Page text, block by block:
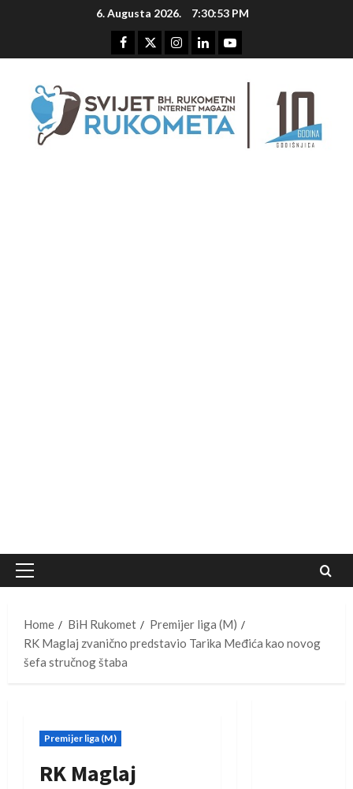
6. Augusta 2026. 7:30:54 PM
Primary
Home
BiH Rukomet
Premijer liga (M)
RK Maglaj zvanično predstavio Tarika Međića kao novog
šefa stručnog štaba
Premijer liga (M)
RK Maglaj